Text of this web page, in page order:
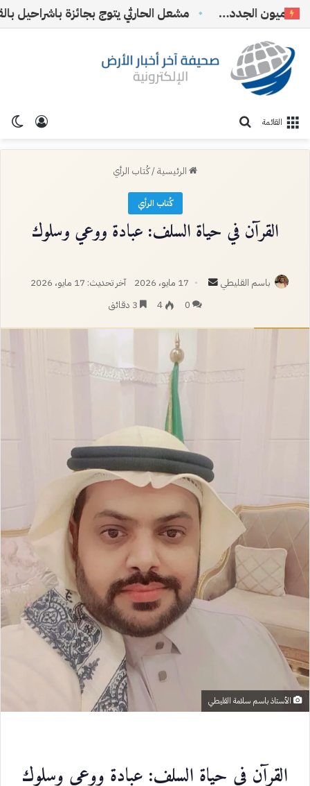
الجدد…
تسجيل القائمة
الرئيسية/كُتاب الرأي
كُتاب الرأي
القرآن في حياة السلف: عبادة ووعي وسلوك
باسم القليطي
أرسل
بريدا
17 مايو، 2026
آخر تحديث: 17 مايو، 2026
0
4
الأستاذ باسم سلامة القليطي
القرآن في حياة السلف: عبادة ووعي وسلوك